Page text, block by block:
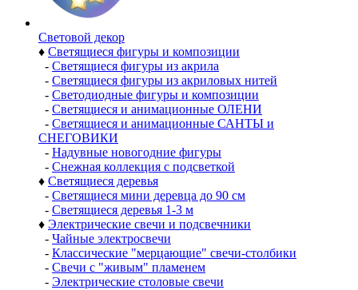
Световой декор
♦ Светящиеся фигуры и композиции
- Светящиеся фигуры из акрила
- Светящиеся фигуры из акриловых нитей
- Светодиодные фигуры и композиции
- Светящиеся и анимационные ОЛЕНИ
- Светящиеся и анимационные САНТЫ и
СНЕГОВИКИ
- Надувные новогодние фигуры
- Снежная коллекция с подсветкой
♦ Светящиеся деревья
- Светящиеся мини деревца до 90 см
- Светящиеся деревья 1-3 м
♦ Электрические свечи и подсвечники
- Чайные электросвечи
- Классические "мерцающие" свечи-столбики
- Свечи с "живым" пламенем
- Электрические столовые свечи